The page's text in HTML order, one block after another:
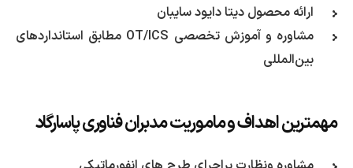
ارائه محصول دیتا دایود سایبان
مشاوره و آموزش تخصصی OT/ICS مطابق استانداردهای
بین‌المللی
مهمترین اهداف و ماموریت مدبران فناوری پاسارگاد